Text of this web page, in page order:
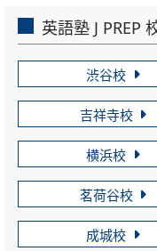
英語塾 J PREP
渋谷校
吉祥寺校
横浜校
茗荷谷校
成城校